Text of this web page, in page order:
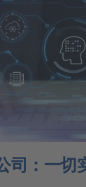
司：一切